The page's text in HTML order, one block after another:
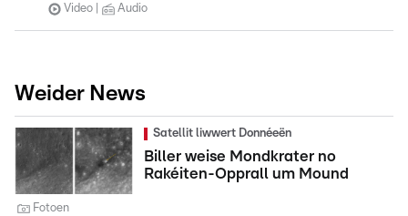
Video Audio
Weider News
Satellit liwwert Donnéeën
Biller weise Mondkrater no
Rakéiten-Opprall um Mound
Fotoen